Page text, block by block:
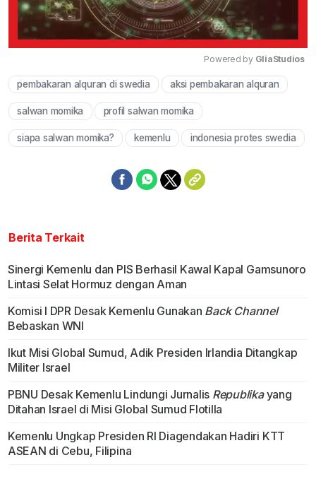
Mute
Powered by GliaStudios
pembakaran alquran di swedia aksi pembakaran alquran
salwan momika profil salwan momika
siapa salwan momika? kemenlu indonesia protes swedia
Berita Terkait
Sinergi Kemenlu dan PIS Berhasil Kawal Kapal Gamsunoro
Lintasi Selat Hormuz dengan Aman
Komisi I DPR Desak Kemenlu Gunakan Back Channel
Bebaskan WNI
Ikut Misi Global Sumud, Adik Presiden Irlandia Ditangkap
Militer Israel
PBNU Desak Kemenlu Lindungi Jurnalis Republikayang
Ditahan Israel di Misi Global Sumud Flotilla
Kemenlu Ungkap Presiden RI Diagendakan Hadiri KTT
ASEAN di Cebu, Filipina